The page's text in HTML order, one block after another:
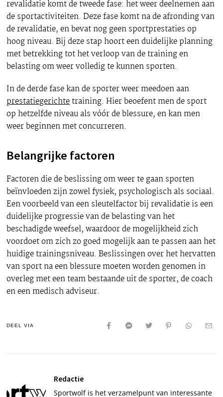
revalidatie komt de tweede fase: het weer deelnemen aan
de sportactiviteiten. Deze fase komt na de afronding van
de revalidatie, en bevat nog geen sportprestaties op
hoog niveau. Bij deze stap hoort een duidelijke planning
met betrekking tot het verloop van de training en
belasting om weer volledig te kunnen sporten.
In de derde fase kan de sporter weer meedoen aan
prestatiegerichtetraining. Hier beoefent men de sport
op hetzelfde niveau als vóór de blessure, en kan men
weer beginnen met concurreren.
Belangrijke factoren
Factoren die de beslissing om weer te gaan sporten
beïnvloeden zijn zowel fysiek, psychologisch als sociaal.
Een voorbeeld van een sleutelfactor bij revalidatie is een
duidelijke progressie van de belasting van het
beschadigde weefsel, waardoor de mogelijkheid zich
voordoet om zich zo goed mogelijk aan te passen aan het
huidige trainingsniveau. Beslissingen over het hervatten
van sport na een blessure moeten worden genomen in
overleg met een team bestaande uit de sporter, de coach
en een medisch adviseur.
DEEL VIA
Redactie
Sportwolf is het verzamelpunt van interessante